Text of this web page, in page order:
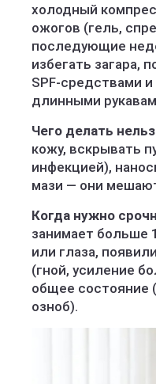
холодный
ожогов (гель,
последующие
избегать загара,
SPF‑средствами
длинными
Чего делать
кожу, вскрывать
инфекцией),
мази — они
Когда нужно
занимает больше
или глаза,
(гной, усиление
общее состояние
озноб).